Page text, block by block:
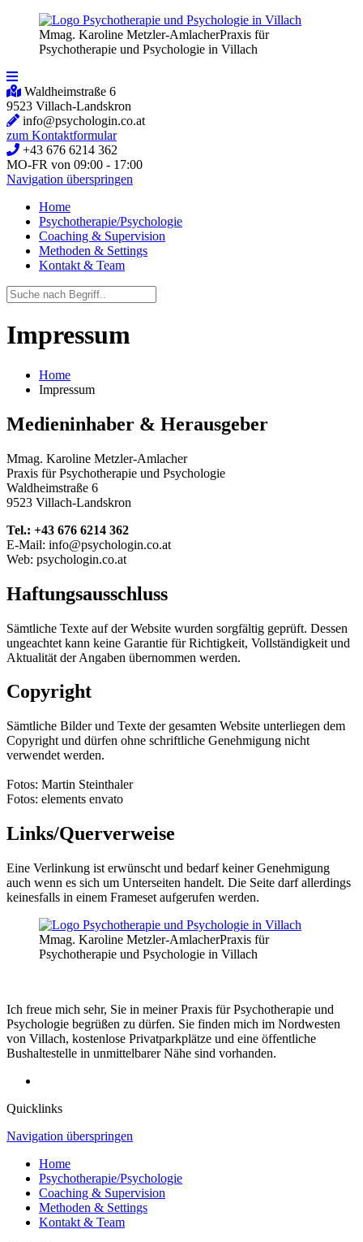
Mmag. Karoline Metzler-AmlacherPraxis für
Psychotherapie und Psychologie in Villach
Waldheimstraße 6
9523 Villach-Landskron
info@psychologin.co.at
zum Kontaktformular
+43 676 6214 362
MO-FR von 09:00 - 17:00
Navigation überspringen
Home
Psychotherapie/Psychologie
Coaching & Supervision
Methoden & Settings
Kontakt & Team
Impressum
Home
Impressum
Medieninhaber & Herausgeber
Mmag. Karoline Metzler-Amlacher
Praxis für Psychotherapie und Psychologie
Waldheimstraße 6
9523 Villach-Landskron
Tel.: +43 676 6214 362
E-Mail: info@psychologin.co.at
Web: psychologin.co.at
Haftungsausschluss
Sämtliche Texte auf der Website wurden sorgfältig geprüft. Dessen
ungeachtet kann keine Garantie für Richtigkeit, Vollständigkeit und
Aktualität der Angaben übernommen werden.
Copyright
Sämtliche Bilder und Texte der gesamten Website unterliegen dem
Copyright und dürfen ohne schriftliche Genehmigung nicht
verwendet werden.
Fotos: Martin Steinthaler
Fotos: elements envato
Links/Querverweise
Eine Verlinkung ist erwünscht und bedarf keiner Genehmigung
auch wenn es sich um Unterseiten handelt. Die Seite darf allerdings
keinesfalls in einem Frameset aufgerufen werden.
Mmag. Karoline Metzler-AmlacherPraxis für
Psychotherapie und Psychologie in Villach
Ich freue mich sehr, Sie in meiner Praxis für Psychotherapie und
Psychologie begrüßen zu dürfen. Sie finden mich im Nordwesten
von Villach, kostenlose Privatparkplätze und eine öffentliche
Bushaltestelle in unmittelbarer Nähe sind vorhanden.
Quicklinks
Navigation überspringen
Home
Psychotherapie/Psychologie
Coaching & Supervision
Methoden & Settings
Kontakt & Team